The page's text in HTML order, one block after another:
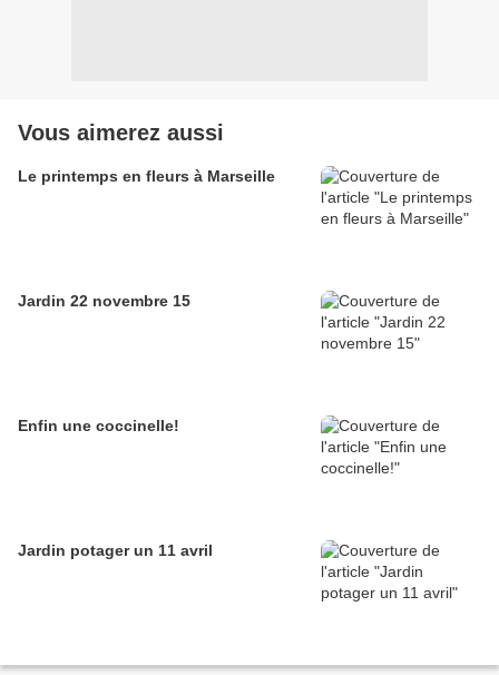
Vous aimerez aussi
Le printemps en fleurs à Marseille
Jardin 22 novembre 15
Enfin une coccinelle!
Jardin potager un 11 avril